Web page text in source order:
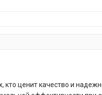
ценит качество и